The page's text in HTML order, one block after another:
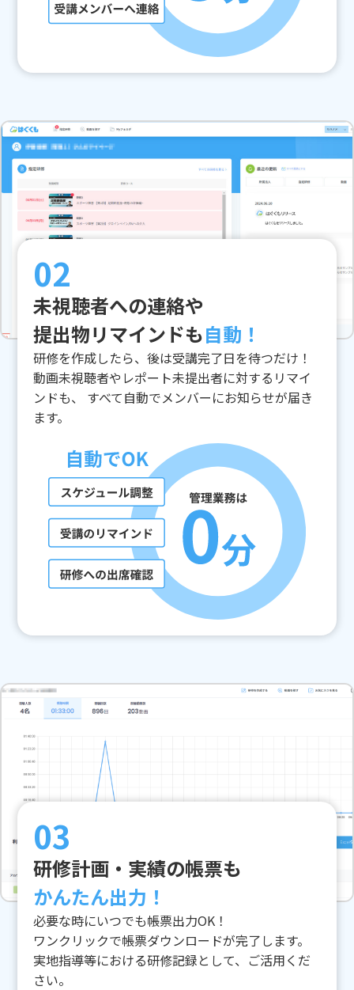
02
未視聴者への連絡や
提出物リマインドも自動！
研修を作成したら、後は受講完了日を待つだけ！
動画未視聴者やレポート未提出者に対するリマイ
ンドも、
すべて自動でメンバーにお知らせが届き
ます。
03
研修計画・実績の帳票も
かんたん出力！
必要な時にいつでも帳票出力OK！
ワンクリックで帳票ダウンロードが完了します。
実地指導等における研修記録として、ご活用くだ
さい。